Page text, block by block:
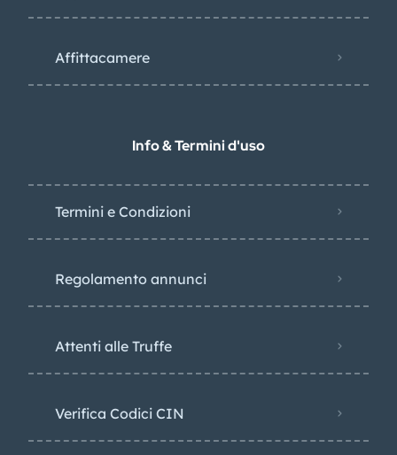
Affittacamere
Info & Termini d'uso
Termini e Condizioni
Regolamento annunci
Attenti alle Truffe
Verifica Codici CIN